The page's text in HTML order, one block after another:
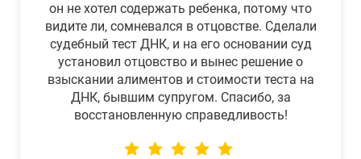
он не хотел содержать ребенка, потому что
видите ли, сомневался в отцовстве. Сделали
судебный тест ДНК, и на его основании суд
установил отцовство и вынес решение о
взыскании алиментов и стоимости теста на
ДНК, бывшим супругом. Спасибо, за
восстановленную справедливость!